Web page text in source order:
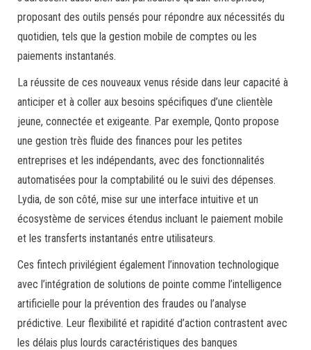
proposant des outils pensés pour répondre aux nécessités du
quotidien, tels que la gestion mobile de comptes ou les
paiements instantanés.
La réussite de ces nouveaux venus réside dans leur capacité à
anticiper et à coller aux besoins spécifiques d’une clientèle
jeune, connectée et exigeante. Par exemple, Qonto propose
une gestion très fluide des finances pour les petites
entreprises et les indépendants, avec des fonctionnalités
automatisées pour la comptabilité ou le suivi des dépenses.
Lydia, de son côté, mise sur une interface intuitive et un
écosystème de services étendus incluant le paiement mobile
et les transferts instantanés entre utilisateurs.
Ces fintech privilégient également l’innovation technologique
avec l’intégration de solutions de pointe comme l’intelligence
artificielle pour la prévention des fraudes ou l’analyse
prédictive. Leur flexibilité et rapidité d’action contrastent avec
les délais plus lourds caractéristiques des banques